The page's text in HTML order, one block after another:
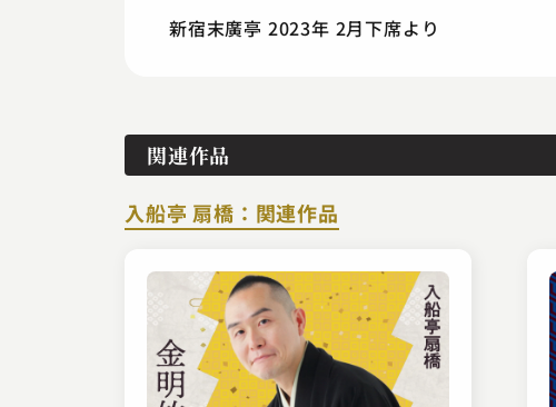
新宿末廣亭 2023年 2月下席より
関連作品
入船亭 扇橋：関連作品